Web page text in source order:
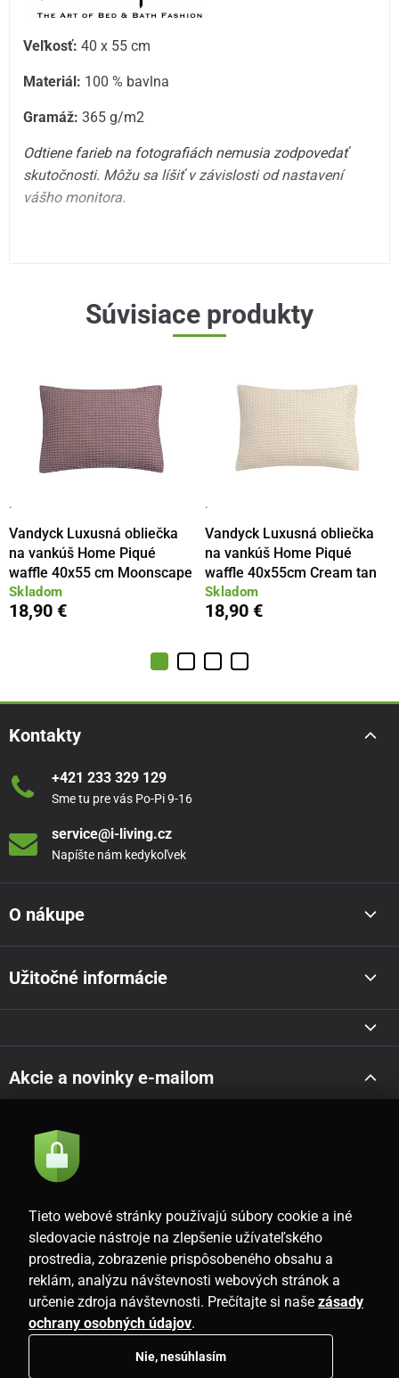
Veľkosť: 40 x 55 cm
Materiál: 100 % bavlna
Gramáž: 365 g/m2
Odtiene farieb na fotografiách nemusia zodpovedať
skutočnosti. Môžu sa líšiť v závislosti od nastavení
vášho monitora.
Súvisiace produkty
·
Vandyck Luxusná obliečka
na vankúš Home Piqué
waffle 40x55 cm Moonscape
Skladom
18,90 €
·
Vandyck Luxusná obliečka
na vankúš Home Piqué
waffle 40x55cm Cream tan
Skladom
18,90 €
Kontakty
+421 233 329 129
Sme tu pre vás Po-Pi 9-16
service@i-living.cz
Napíšte nám kedykoľvek
O nákupe
Užitočné informácie
Akcie a novinky e-mailom
Súhlasím so
SK
Tieto webové stránky používajú súbory cookie a iné
sledovacie nástroje na zlepšenie užívateľského
prostredia, zobrazenie prispôsobeného obsahu a
reklám, analýzu návštevnosti webových stránok a
určenie zdroja návštevnosti. Prečítajte si naše zásady
ochrany osobných údajov.
Nie, nesúhlasím